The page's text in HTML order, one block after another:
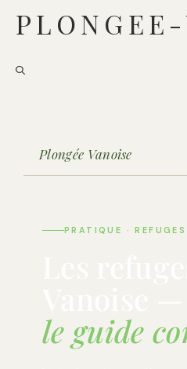
Plongée Vanoise
PRATIQUE ·
le guide